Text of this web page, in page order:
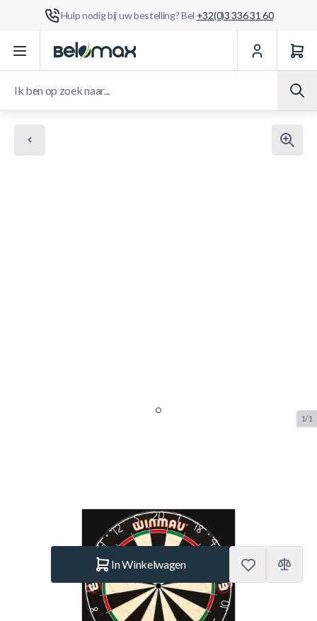
Hulp nodig bij uw bestelling? Bel +32(0)3 336 31 60
Ga naar de inhoud
1/1
In Winkelwagen